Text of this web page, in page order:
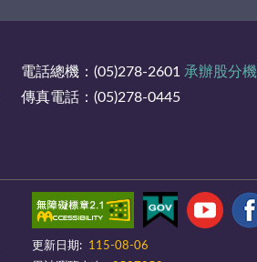
電話總機：(05)278-2601 承辦股分機
傳真電話：(05)278-0445
更新日期:
115-08-06